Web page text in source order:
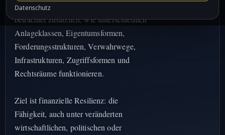
Risikotreiber. Qualitative Diversifikation
betrachtet zusätzlich, wie unterschiedlich
Anlageklassen, Eigentumsformen,
Forderungsstrukturen, Verwahrwege,
Infrastrukturen, Zugriffsformen und
Rechtsräume funktionieren.
Ziel ist finanzielle Resilienz: die
Fähigkeit, auch unter veränderten
wirtschaftlichen, politischen oder
EINFÜHRUNG IN DIE PRIVATE-EXIT-STRATEGIE · 90
SEKUNDEN
Datenschutz